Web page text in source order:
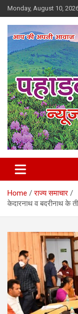
Skip
to
content
Monday, August 10,
Pahadvasi
Home
राज्य समाचार
केदारनाथ व बदरीनाथ के